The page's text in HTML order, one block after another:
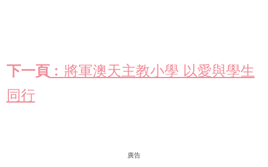
下一頁︰將軍澳天主教小學 以愛與學生
同行
廣告